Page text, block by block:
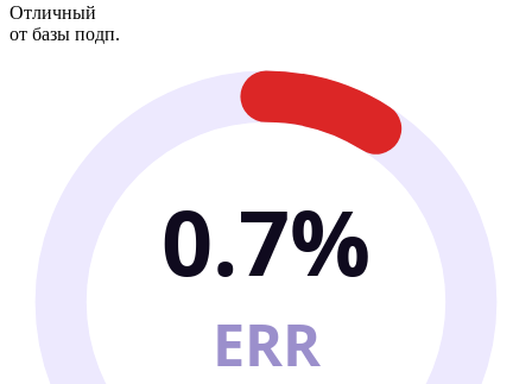
Отличный
от базы подп.
0.7%
ERR